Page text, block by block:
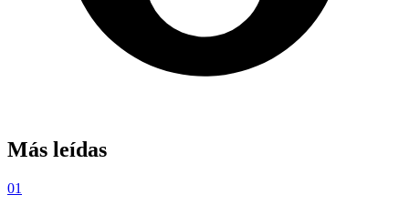
Más leídas
01